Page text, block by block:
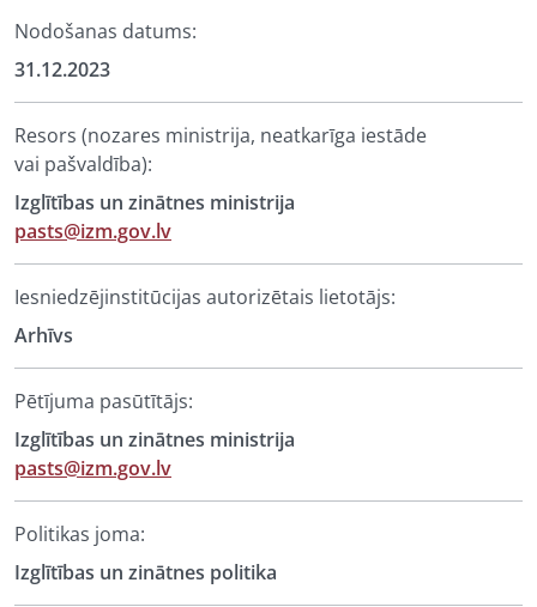
Nodošanas datums:
31.12.2023
Resors (nozares ministrija, neatkarīga iestāde
vai pašvaldība):
Izglītības un zinātnes ministrija
pasts@izm.gov.lv
Iesniedzējinstitūcijas autorizētais lietotājs:
Arhīvs
Pētījuma pasūtītājs:
Izglītības un zinātnes ministrija
pasts@izm.gov.lv
Politikas joma:
Izglītības un zinātnes politika